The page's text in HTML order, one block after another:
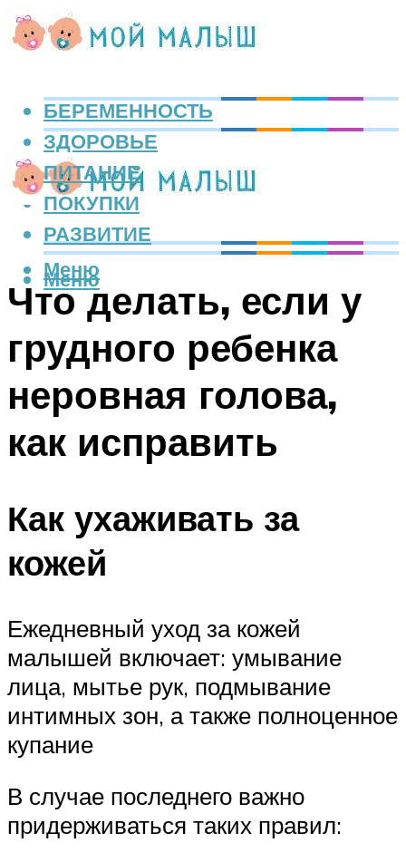
БЕРЕМЕННОСТЬ
ЗДОРОВЬЕ
ПИТАНИЕ
ПОКУПКИ
РАЗВИТИЕ
Меню
Меню
Что делать, если у
грудного ребенка
неровная голова,
как исправить
Как ухаживать за
кожей
Ежедневный уход за кожей
малышей включает: умывание
лица, мытье рук, подмывание
интимных зон, а также полноценное
купание
В случае последнего важно
придерживаться таких правил: